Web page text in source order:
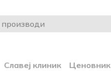
Славеј клиник Ценовник